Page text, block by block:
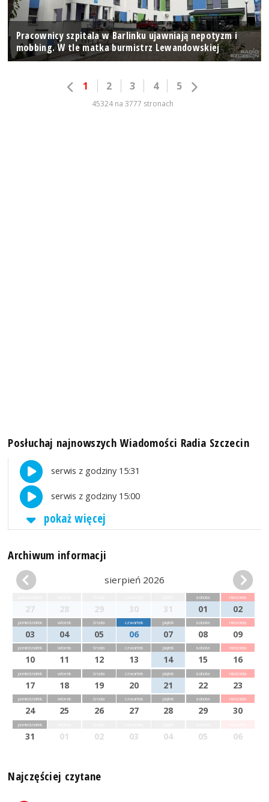
Pracownicy szpitala w Barlinku ujawniają nepotyzm i
mobbing. W tle matka burmistrz Lewandowskiej
1 2 3 4 5
45324 na 3777 stronach
Posłuchaj najnowszych Wiadomości Radia Szczecin
serwis z godziny 15:31
serwis z godziny 15:00
pokaż więcej
Archiwum informacji
sierpień 2026
27 28 29 30 31
sobota
01
niedziela
02
poniedziałek
03
wtorek
04
środa
05
czwartek
06
piątek
07
sobota
08
niedziela
09
poniedziałek
10
wtorek
11
środa
12
czwartek
13
piątek
14
sobota
15
niedziela
16
poniedziałek
17
wtorek
18
środa
19
czwartek
20
piątek
21
sobota
22
niedziela
23
poniedziałek
24
wtorek
25
środa
26
czwartek
27
piątek
28
sobota
29
niedziela
30
poniedziałek
31 01 02 03 04 05 06
Najczęściej czytane